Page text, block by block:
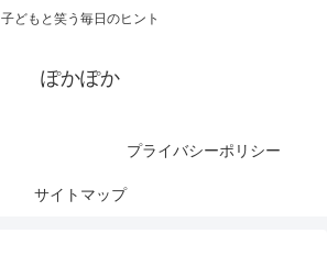
子どもと笑う毎日のヒント
ぽかぽか
プライバシーポリシー
サイトマップ